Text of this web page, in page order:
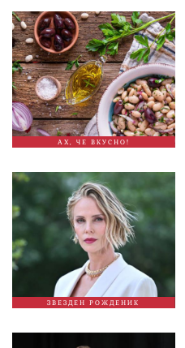
АХ, ЧЕ ВКУСНО!
ЗВЕЗДЕН РОЖДЕНИК